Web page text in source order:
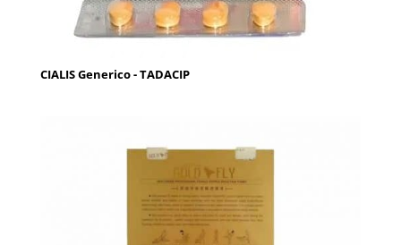
CIALIS Generico - TADACIP